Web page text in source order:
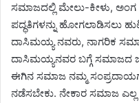
ಸಮಾಜದಲ್ಲಿ ಮೇಲು-ಕೀಳು, ಅಂಗ
ಪದ್ಧತಿಗಳನ್ನು ಹೋಗಲಾಡಿಸಲು
ದಾಸಿಮಯ್ಯ ನವರು, ನಾಗರಿಕ
ದಾಸಿಮಯ್ಯನವರ ಬಗ್ಗೆ ಸಮಾಜದ
ಈಗಿನ ಸಮಾಜ ನಮ್ಮ
ನಡೆಸಬೇಕು. ನೇಕಾರ ಸಮಾಜ ಎಲ್ಲ